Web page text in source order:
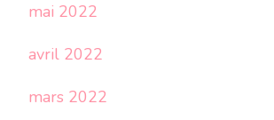
mai 2022
avril 2022
mars 2022